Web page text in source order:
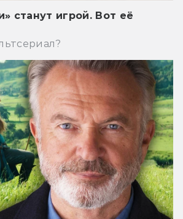
станут игрой. Вот её